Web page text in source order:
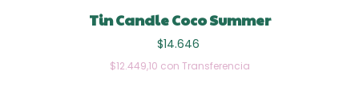
Tin Candle Coco Summer
$14.646
$12.449,10 con Transferencia